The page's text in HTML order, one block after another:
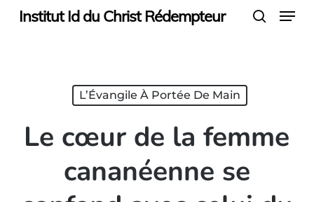
SkipInstitut Id du Christ Rédempteur Menu
L’Évangile À Portée De Main
Le cœur de la femme
cananéenne se